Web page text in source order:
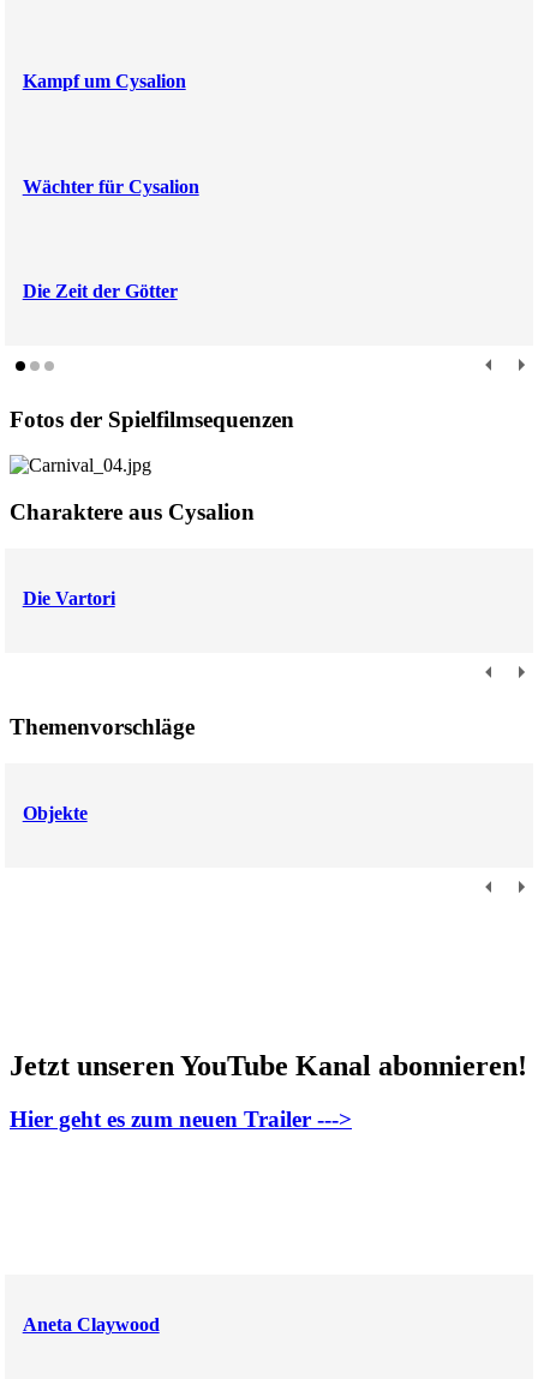
Kampf um Cysalion
Wächter für Cysalion
Die Zeit der Götter
Fotos der Spielfilmsequenzen
Charaktere aus Cysalion
Die Vartori
Themenvorschläge
Objekte
Jetzt unseren YouTube Kanal abonnieren!
Hier geht es zum neuen Trailer --->
Aneta Claywood